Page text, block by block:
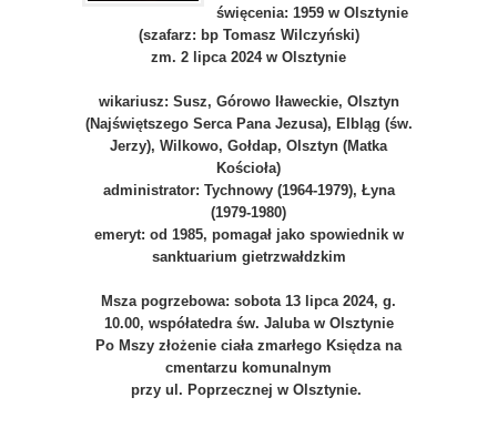
święcenia: 1959 w Olsztynie
(szafarz: bp Tomasz Wilczyński)
zm. 2 lipca 2024 w Olsztynie
wikariusz: Susz, Górowo Iławeckie, Olsztyn
(Najświętszego Serca Pana Jezusa), Elbląg (św.
Jerzy), Wilkowo, Gołdap, Olsztyn (Matka
Kościoła)
administrator: Tychnowy (1964-1979), Łyna
(1979-1980)
emeryt: od 1985, pomagał jako spowiednik w
sanktuarium gietrzwałdzkim
Msza pogrzebowa: sobota 13 lipca 2024, g.
10.00, współatedra św. Jaluba w Olsztynie
Po Mszy złożenie ciała zmarłego Księdza na
cmentarzu komunalnym
przy ul. Poprzecznej w Olsztynie.